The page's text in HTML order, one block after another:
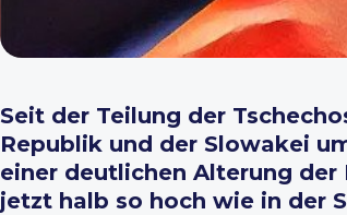
Seit der Teilung der
Republik und der Slowakei
einer deutlichen Alterung
jetzt halb so hoch wie in der